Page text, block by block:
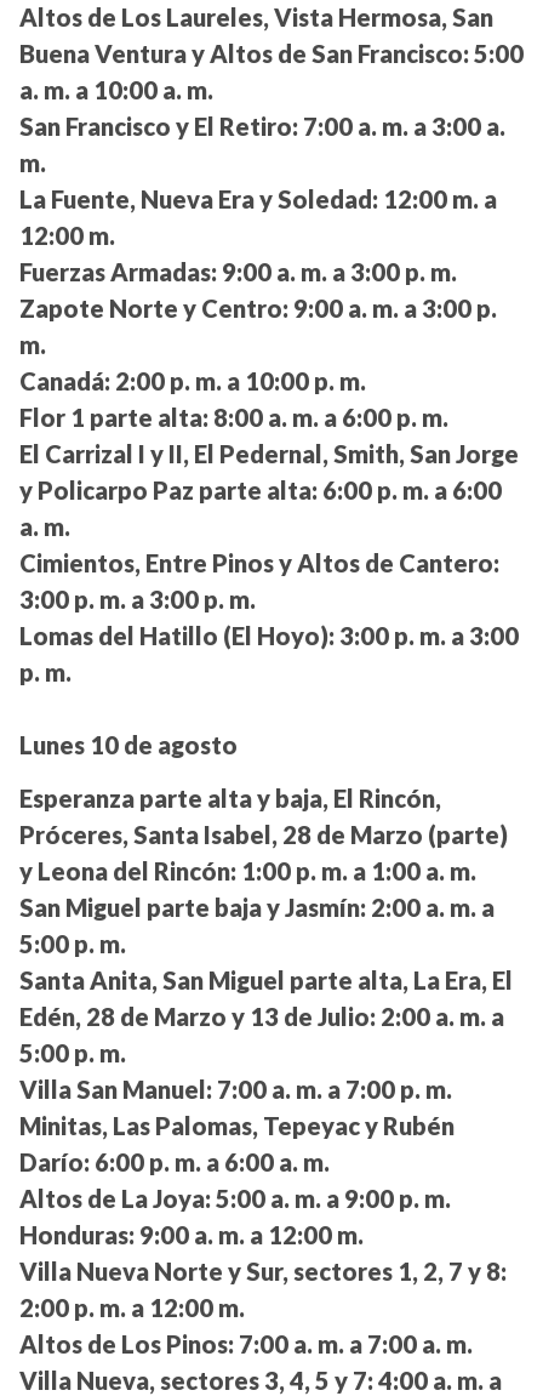
Altos de Los Laureles, Vista Hermosa, San
Buena Ventura y Altos de San Francisco: 5:00
a. m. a 10:00 a. m.
San Francisco y El Retiro: 7:00 a. m. a 3:00 a.
m.
La Fuente, Nueva Era y Soledad: 12:00 m. a
12:00 m.
Fuerzas Armadas: 9:00 a. m. a 3:00 p. m.
Zapote Norte y Centro: 9:00 a. m. a 3:00 p.
m.
Canadá: 2:00 p. m. a 10:00 p. m.
Flor 1 parte alta: 8:00 a. m. a 6:00 p. m.
El Carrizal I y II, El Pedernal, Smith, San Jorge
y Policarpo Paz parte alta: 6:00 p. m. a 6:00
a. m.
Cimientos, Entre Pinos y Altos de Cantero:
3:00 p. m. a 3:00 p. m.
Lomas del Hatillo (El Hoyo): 3:00 p. m. a 3:00
p. m.
Lunes 10 de agosto
Esperanza parte alta y baja, El Rincón,
Próceres, Santa Isabel, 28 de Marzo (parte)
y Leona del Rincón: 1:00 p. m. a 1:00 a. m.
San Miguel parte baja y Jasmín: 2:00 a. m. a
5:00 p. m.
Santa Anita, San Miguel parte alta, La Era, El
Edén, 28 de Marzo y 13 de Julio: 2:00 a. m. a
5:00 p. m.
Villa San Manuel: 7:00 a. m. a 7:00 p. m.
Minitas, Las Palomas, Tepeyac y Rubén
Darío: 6:00 p. m. a 6:00 a. m.
Altos de La Joya: 5:00 a. m. a 9:00 p. m.
Honduras: 9:00 a. m. a 12:00 m.
Villa Nueva Norte y Sur, sectores 1, 2, 7 y 8:
2:00 p. m. a 12:00 m.
Altos de Los Pinos: 7:00 a. m. a 7:00 a. m.
Villa Nueva, sectores 3, 4, 5 y 7: 4:00 a. m. a